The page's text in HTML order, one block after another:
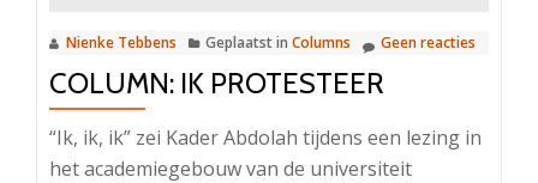
Nienke Tebbens Geplaatst in Columns Geen reacties
COLUMN: IK PROTESTEER
“Ik, ik, ik” zei Kader Abdolah tijdens een lezing in
het academiegebouw van de universiteit